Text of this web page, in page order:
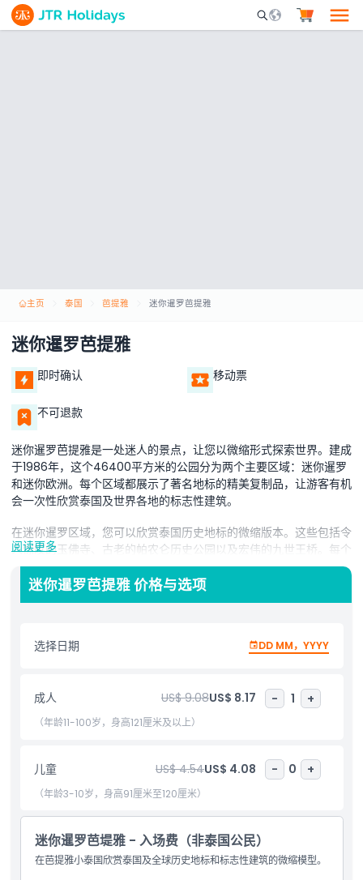
Mobile Search
主页 泰国 芭提雅 迷你暹罗芭提雅
迷你暹罗芭提雅
即时确认 移动票
不可退款
迷你暹罗芭提雅是一处迷人的景点，让您以微缩形式探索世界。建成
于1986年，这个46400平方米的公园分为两个主要区域：迷你暹罗
和迷你欧洲。每个区域都展示了著名地标的精美复制品，让游客有机
会一次性欣赏泰国及世界各地的标志性建筑。
在迷你暹罗区域，您可以欣赏泰国历史地标的微缩版本。这些包括令
人惊叹的玉佛寺、古老的帕农仑历史公园以及宏伟的九世王桥。每个
复制品都经过精心细致的制作，展示了泰国的美丽与文化。
合拍摄有趣的照片，了解著名地标，享受在精美设计的公园中轻松漫
步。无论您是在探索泰国文化还是著名的全球景点，迷你暹罗芭提雅
都承诺为每个人带来乐趣与教育兼备的体验！
亮点
包含项
阅读更多
迷你暹罗芭提雅 价格与选项
选择日期 DD MM，YYYY
成人 US$ 9.08US$ 8.17 - 1 +
（年龄11-100岁，身高121厘米及以上）
儿童 US$ 4.54US$ 4.08 - 0 +
（年龄3-10岁，身高91厘米至120厘米）
迷你暹罗芭堤雅 - 入场费（非泰国公民）
在芭提雅小泰国欣赏泰国及全球历史地标和标志性建筑的微缩模型。